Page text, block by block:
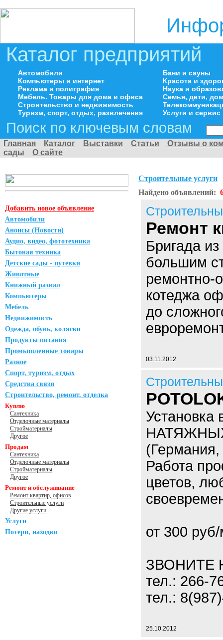
Каталог предприятий
Автомобили
Компьютеры и интернет
Реклама и полиграфия
Мебель. Товары для дома и офиса
Строительство и недвижимость
Туризм, спорт, отдых, развлечения
Бани и сауны
Красота и
Наука и
Семья, дети,
Услуги и сервис
Поиск по ключевым словам
Главная Каталог Выставки Статьи
Отзывы о
сады
О сайте
Добавить новое объявление
Автомобили
Анонсы (Новости)
Аудио, видео, фототехника
Бытовая техника
Детские сады - путевки
Животные
Книжный развал
Компьютеры
Мебель
Недвижимость
Одежда, обувь, коляски
Продукты питания
Промышленные товары
Разное
Спорт, туризм, отдых
Средства связи
Строительство, ремонт, отделка
Куплю
Сантехника
Отделочные материалы
Стройматериалы
Другое
Продам
Сантехника
Отделочные материалы
Стройматериалы
Другое
Ремонт и обслуживание
Ремонт квартир, офисов
Строительные услуги
Другие услуги
Услуги
Потери, находки
Строительные услуги
Найдено объявлений:
Ремонт
Бригада
большим
ремонтно-
котеджа
до
03.11.2012
Установка
(Германия,
Работа
цветов,
от 300
ЗВОНИТЕ
тел.: 266-
тел.:
25.10.2012